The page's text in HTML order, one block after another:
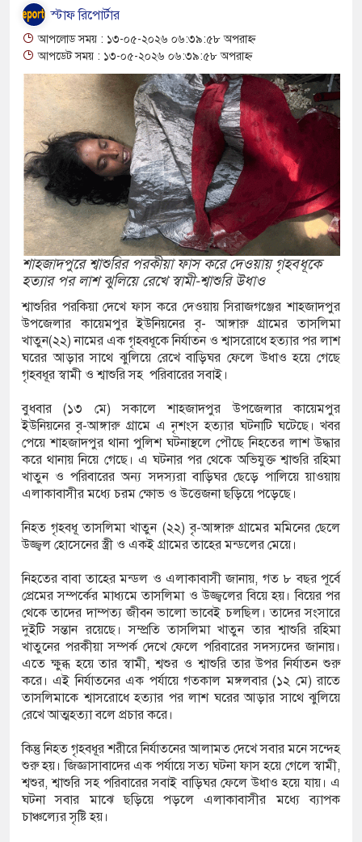
ইয়াবা, ট্যাপেন্টাডল ট্যাবলেট সহ মাদক কারবারী
মুখোমুখি সংঘর্ষে নিহত বেড়ে ৯
থেকে দ্বিতীয় দিন শেষ করল বাংলাদেশ
নিয়ে আরও ৩ শিশুর মৃত্যু
সেনাঘাঁটি ইরান সমর্থিত হুথির নিশানায়,
ইয়ুথ চেঞ্জমেকার্স নেটওয়ার্কের উদ্যোগে
বৃক্ষরোপণ ও চারা বিতরণ কর্মসূচির উদ্বোধন
আক্রান্ত অসহায় রোগীর পাশে পুঠিয়ার এসিল্যান্ড
পরিচয়ে দুইজন আটক, আবারও
দিচ্ছেন ‘মতিউর’! সন্দেহজনক চলাফেরায় প্রশ্ন
বোতল স্ক্যাফসহ নারী মাদক কারবারি গ্রেপ্তার
স্টাফ রিপোর্টার
আপলোড সময় : ১৩-০৫-২০২৬ ০৬:৩৯:৫৮ অপরাহ্ন
আপডেট সময় : ১৩-০৫-২০২৬ ০৬:৩৯:৫৮ অপরাহ্ন
শাহজাদপুরে শ্বাশুরির পরকীয়া ফাস করে দেওয়ায় গৃহবধূকে
হত্যার পর লাশ ঝুলিয়ে রেখে স্বামী-শ্বাশুরি উধাও
শ্বাশুরির পরকিয়া দেখে ফাস করে দেওয়ায় সিরাজগঞ্জের শাহজাদপুর
উপজেলার কায়েমপুর ইউনিয়নের বৃ- আঙ্গারু গ্রামের তাসলিমা
খাতুন(২২) নামের এক গৃহবধূকে নির্যাতন ও শ্বাসরোধে হত্যার পর লাশ
ঘরের আড়ার সাথে ঝুলিয়ে রেখে বাড়িঘর ফেলে উধাও হয়ে গেছে
গৃহবধূর স্বামী ও শ্বাশুরি সহ পরিবারের সবাই।
বুধবার (১৩ মে) সকালে শাহজাদপুর উপজেলার কায়েমপুর
ইউনিয়নের বৃ-আঙ্গারু গ্রামে এ নৃশংস হত্যার ঘটনাটি ঘটেছে। খবর
পেয়ে শাহজাদপুর থানা পুলিশ ঘটনাস্থলে পৌছে নিহতের লাশ উদ্ধার
করে থানায় নিয়ে গেছে। এ ঘটনার পর থেকে অভিযুক্ত শ্বাশুরি রহিমা
খাতুন ও পরিবারের অন্য সদস্যরা বাড়িঘর ছেড়ে পালিয়ে য়াওয়ায়
এলাকাবাসীর মধ্যে চরম ক্ষোভ ও উত্তেজনা ছড়িয়ে পড়েছে।
নিহত গৃহবধূ তাসলিমা খাতুন (২২) বৃ-আঙ্গারু গ্রামের মমিনের ছেলে
উজ্জ্বল হোসেনের স্ত্রী ও একই গ্রামের তাহের মন্ডলের মেয়ে।
নিহতের বাবা তাহের মন্ডল ও এলাকাবাসী জানায়, গত ৮ বছর পূর্বে
প্রেমের সম্পর্কের মাধ্যমে তাসলিমা ও উজ্জ্বলের বিয়ে হয়। বিয়ের পর
থেকে তাদের দাম্পত্য জীবন ভালো ভাবেই চলছিল। তাদের সংসারে
দুইটি সন্তান রয়েছে। সম্প্রতি তাসলিমা খাতুন তার শ্বাশুরি রহিমা
খাতুনের পরকীয়া সম্পর্ক দেখে ফেলে পরিবারের সদস্যদের জানায়।
এতে ক্ষুব্ধ হয়ে তার স্বামী, শ্বশুর ও শ্বাশুরি তার উপর নির্যাতন শুরু
করে। এই নির্যাতনের এক পর্যায়ে গতকাল মঙ্গলবার (১২ মে) রাতে
তাসলিমাকে শ্বাসরোধে হত্যার পর লাশ ঘরের আড়ার সাথে ঝুলিয়ে
রেখে আত্মহত্যা বলে প্রচার করে।
কিন্তু নিহত গৃহবধূর শরীরে নির্যাতনের আলামত দেখে সবার মনে সন্দেহ
শুরু হয়। জিজ্ঞাসাবাদের এক পর্যায়ে সত্য ঘটনা ফাস হয়ে গেলে স্বামী,
শ্বশুর, শ্বাশুরি সহ পরিবারের সবাই বাড়িঘর ফেলে উধাও হয়ে যায়। এ
ঘটনা সবার মাঝে ছড়িয়ে পড়লে এলাকাবাসীর মধ্যে ব্যাপক
চাঞ্চল্যের সৃষ্টি হয়।